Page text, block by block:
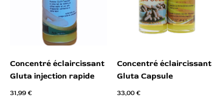
Concentré éclaircissant
Gluta injection rapide
31,99€
Concentré éclaircissant
Gluta Capsule
33,00€